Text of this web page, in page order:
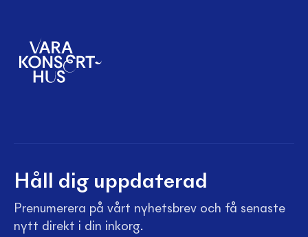
Håll dig uppdaterad
Prenumerera på vårt nyhetsbrev och få senaste
nytt direkt i din inkorg.